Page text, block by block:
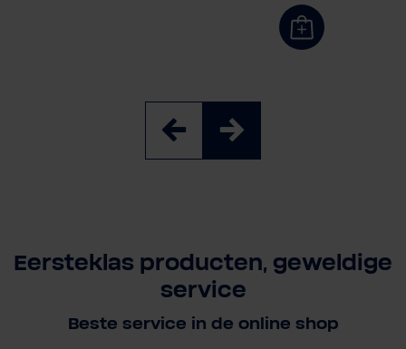
Eersteklas producten, geweldige
service
Beste service in de online shop